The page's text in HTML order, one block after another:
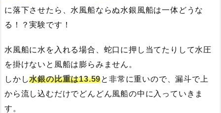
に落下させたら、水風船ならぬ水銀風船は一体どうな
る！？実験です！
水風船に水を入れる場合、蛇口に押し当てたりして水圧
を掛けないと風船は膨らみません。
しかし水銀の比重は13.59と非常に重いので、漏斗で上
から流し込むだけでどんどん風船の中に入っていきま
す。